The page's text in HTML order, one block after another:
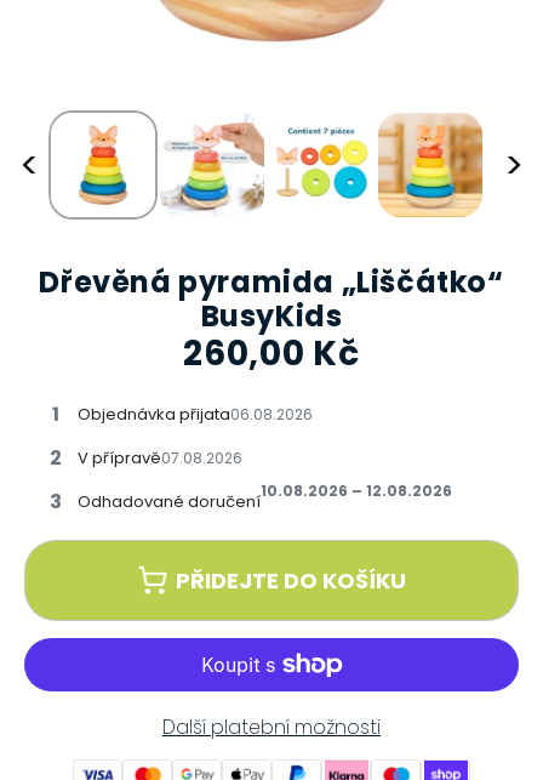
< >
Dřevěná pyramida „Liščátko“
BusyKids
260,00 Kč
1 Objednávka přijata06.08.2026
2 V přípravě07.08.2026
3 Odhadované doručení10.08.2026 – 12.08.2026
PŘIDEJTE DO KOŠÍKU
Další platební možnosti